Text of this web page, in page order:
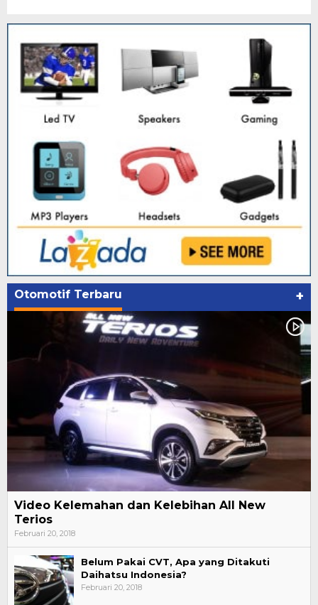
Otomotif Terbaru +
Video Kelemahan dan Kelebihan All New
Terios
Februari 20, 2018
Belum Pakai CVT, Apa yang Ditakuti
Daihatsu Indonesia?
Februari 20, 2018